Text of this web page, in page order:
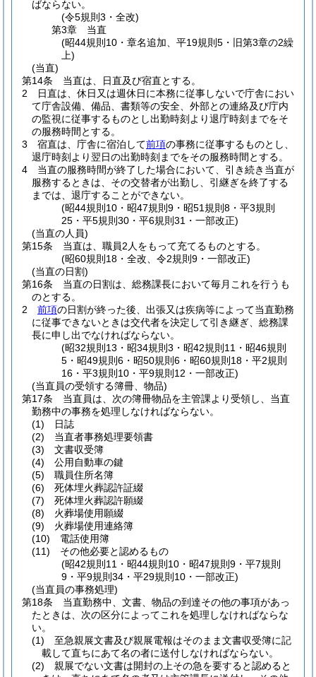
ばならない。
(令5規則3・全改)
第3章
当直
(昭44規則10・章名追加、平19規則5・旧第3章の2繰
上)
(当直)
第14条
当直は、日直及び宿直とする。
2
日直は、休日又は週休日に本務に従事しないで庁舎におい
て庁舎設備、備品、書類等の安全、外部との連絡及び庁内
の監視に従事するものとし出勤時刻より退庁時刻までをそ
の服務時間とする。
3
宿直は、庁舎に宿泊して前項の事務に従事するものとし、
退庁時刻より翌日の出勤時刻までをその服務時間とする。
4
当直の服務時間が終了した場合において、引き続き当直が
服務するときは、その交替者が出勤し、引継ぎを終了する
までは、退庁することができない。
(昭44規則10・昭47規則9・昭51規則8・平3規則
25・平5規則30・平6規則31・一部改正)
(当直の人員)
第15条
当直は、職員2人をもって充てるものとする。
(昭60規則18・全改、令2規則9・一部改正)
(当直の日割)
第16条
当直の日割は、総務課長において毎月これを行うも
のとする。
2
前項の日割が終った後、出張又は疾病等によって当直勤務
に従事できないときは交代者を決定して引き継ぎ、総務課
長に申し出でなければならない。
(昭32規則13・昭34規則3・昭42規則11・昭46規則
5・昭49規則6・昭50規則6・昭60規則18・平2規則
16・平3規則10・平9規則12・一部改正)
(当直員の受領する簿冊、物品)
第17条
当直員は、次の簿冊物品を主管課より受領し、当直
勤務中の事務を処理しなければならない。
(1)
日誌
(2)
当直者事務処理要領書
(3)
文書収受簿
(4)
公用自動車の鍵
(5)
職員住所名簿
(6)
死体埋火葬認許証綴
(7)
死体埋火葬認許願綴
(8)
火葬場使用願綴
(9)
火葬場使用連絡簿
(10)
電話使用簿
(11)
その他必要と認めるもの
(昭42規則11・昭44規則10・昭47規則9・平7規則
9・平9規則34・平29規則10・一部改正)
(当直員の事務処理)
第18条
当直勤務中、文書、物品の到達その他の事項があっ
たときは、次の区分によってこれを処理しなければならな
い。
(1)
至急親展文書及び親展電報はそのまま文書収受簿に記
載して直ちにあて名の者に送付しなければならない。
(2)
親展でない文書は開封の上その急を要すると認めると